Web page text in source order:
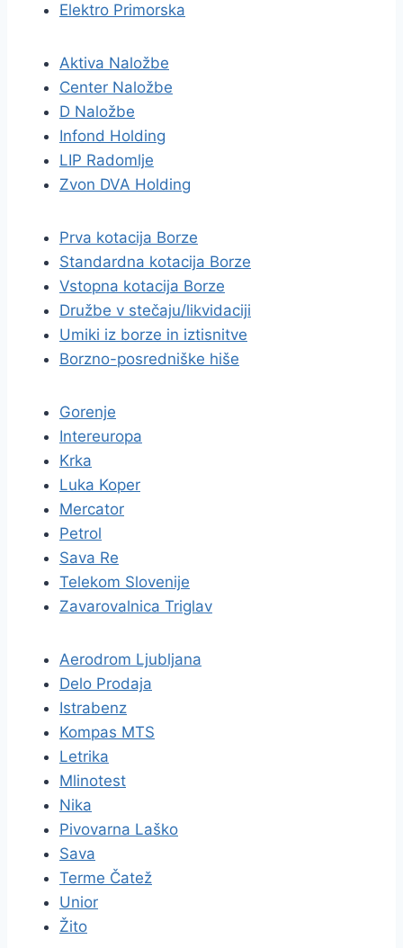
Elektro Primorska
Aktiva Naložbe
Center Naložbe
D Naložbe
Infond Holding
LIP Radomlje
Zvon DVA Holding
Prva kotacija Borze
Standardna kotacija Borze
Vstopna kotacija Borze
Družbe v stečaju/likvidaciji
Umiki iz borze in iztisnitve
Borzno-posredniške hiše
Gorenje
Intereuropa
Krka
Luka Koper
Mercator
Petrol
Sava Re
Telekom Slovenije
Zavarovalnica Triglav
Aerodrom Ljubljana
Delo Prodaja
Istrabenz
Kompas MTS
Letrika
Mlinotest
Nika
Pivovarna Laško
Sava
Terme Čatež
Unior
Žito